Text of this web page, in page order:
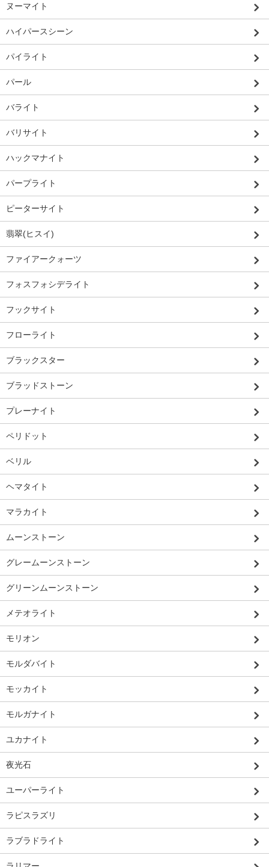
ヌーマイト
ハイパースシーン
パイライト
パール
バライト
バリサイト
ハックマナイト
パープライト
ピーターサイト
翡翠(ヒスイ)
ファイアークォーツ
フォスフォシデライト
フックサイト
フローライト
ブラックスター
ブラッドストーン
プレーナイト
ペリドット
ベリル
ヘマタイト
マラカイト
ムーンストーン
グレームーンストーン
グリーンムーンストーン
メテオライト
モリオン
モルダバイト
モッカイト
モルガナイト
ユカナイト
夜光石
ユーパーライト
ラピスラズリ
ラブラドライト